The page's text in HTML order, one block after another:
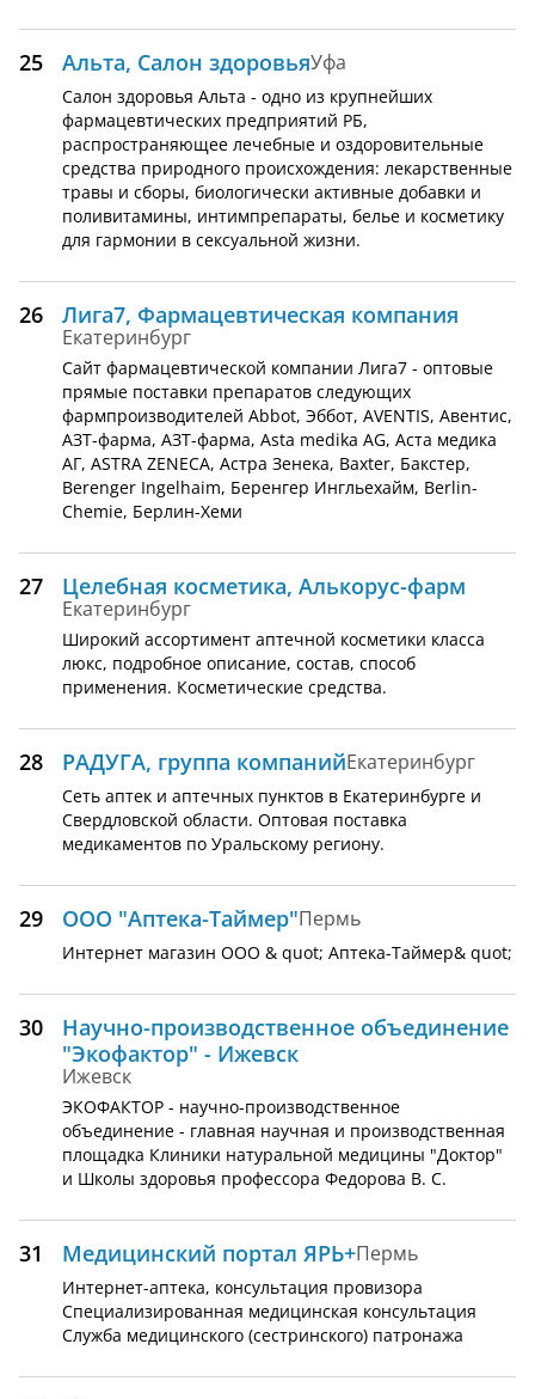
25 Альта, Салон здоровьяУфа
Салон здоровья Альта - одно из крупнейших
фармацевтических предприятий РБ,
распространяющее лечебные и оздоровительные
средства природного происхождения: лекарственные
травы и сборы, биологически активные добавки и
поливитамины, интимпрепараты, белье и косметику
для гармонии в сексуальной жизни.
26 Лига7, Фармацевтическая компания
Екатеринбург
Сайт фармацевтической компании Лига7 - оптовые
прямые поставки препаратов следующих
фармпроизводителей Abbot, Эббот, AVENTIS, Авентис,
АЗТ-фарма, АЗТ-фарма, Asta medika AG, Аста медика
АГ, ASTRA ZENECA, Астра Зенека, Baxter, Бакстер,
Berenger Ingelhaim, Беренгер Ингльехайм, Berlin-
Chemie, Берлин-Хеми
27 Целебная косметика, Алькорус-фарм
Екатеринбург
Широкий ассортимент аптечной косметики класса
люкс, подробное описание, состав, способ
применения. Косметические средства.
28 РАДУГА, группа компанийЕкатеринбург
Сеть аптек и аптечных пунктов в Екатеринбурге и
Свердловской области. Оптовая поставка
медикаментов по Уральскому региону.
29 ООО "Аптека-Таймер"Пермь
Интернет магазин ООО & quot; Аптека-Таймер& quot;
30
Научно-производственное объединение
"Экофактор" - Ижевск
Ижевск
ЭКОФАКТОР - научно-производственное
объединение - главная научная и производственная
площадка Клиники натуральной медицины "Доктор"
и Школы здоровья профессора Федорова В. С.
31 Медицинский портал ЯРЬ+Пермь
Интернет-аптека, консультация провизора
Специализированная медицинская консультация
Служба медицинского (сестринского) патронажа